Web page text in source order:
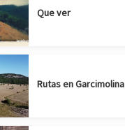
Que ver
Rutas en Garcimolina